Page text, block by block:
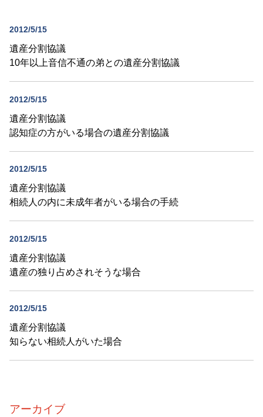
2012/5/15
遺産分割協議
10年以上音信不通の弟との遺産分割協議
2012/5/15
遺産分割協議
認知症の方がいる場合の遺産分割協議
2012/5/15
遺産分割協議
相続人の内に未成年者がいる場合の手続
2012/5/15
遺産分割協議
遺産の独り占めされそうな場合
2012/5/15
遺産分割協議
知らない相続人がいた場合
アーカイブ